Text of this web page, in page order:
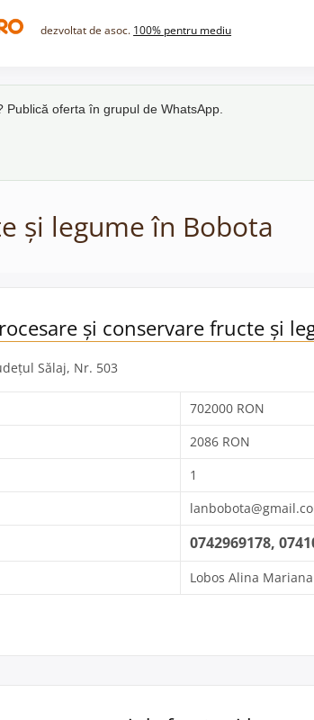
dezvoltat de asoc. 100% pentru mediu
oferta în grupul de WhatsApp.
și legume în Bobota
și conservare fructe și
Sălaj, Nr. 503
702000 RON
2086 RON
1
0742969178,
Lobos Alina Mariana